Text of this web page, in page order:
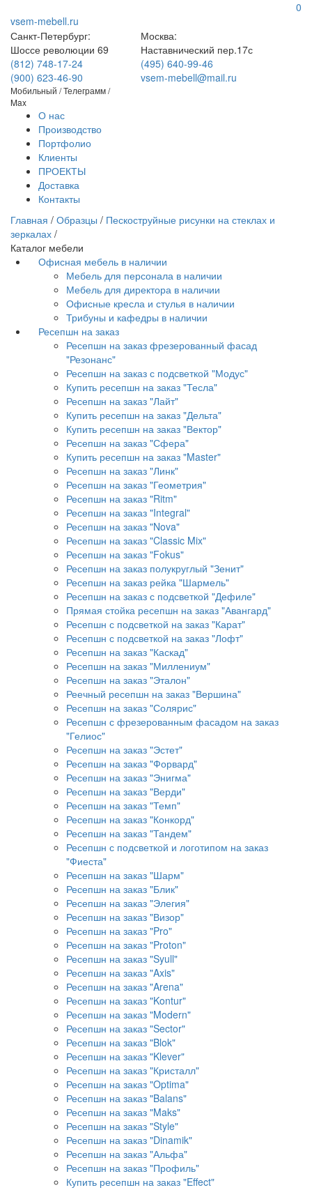
0
vsem-mebell.ru
Санкт-Петербург:
Шоссе революции 69
(812) 748-17-24
(900) 623-46-90
Мобильный / Телеграмм /
Max
Москва:
Наставнический пер.17с
(495) 640-99-46
vsem-mebell@mail.ru
О нас
Производство
Портфолио
Клиенты
ПРОЕКТЫ
Доставка
Контакты
Главная / Образцы / Пескоструйные рисунки на стеклах и
зеркалах /
Каталог мебели
Офисная мебель в наличии
Мебель для персонала в наличии
Мебель для директора в наличии
Офисные кресла и стулья в наличии
Трибуны и кафедры в наличии
Ресепшн на заказ
Ресепшн на заказ фрезерованный фасад
"Резонанс"
Ресепшн на заказ с подсветкой "Модус"
Купить ресепшн на заказ "Тесла"
Ресепшн на заказ "Лайт"
Купить ресепшн на заказ "Дельта"
Купить ресепшн на заказ "Вектор"
Ресепшн на заказ "Сфера"
Купить ресепшн на заказ "Master"
Ресепшн на заказ "Линк"
Ресепшн на заказ "Геометрия"
Ресепшн на заказ "Ritm"
Ресепшн на заказ "Integral"
Ресепшн на заказ "Nova"
Ресепшн на заказ "Classic Mix"
Ресепшн на заказ "Fokus"
Ресепшн на заказ полукруглый "Зенит"
Ресепшн на заказ рейка "Шармель"
Ресепшн на заказ с подсветкой "Дефиле"
Прямая стойка ресепшн на заказ "Авангард"
Ресепшн с подсветкой на заказ "Карат"
Ресепшн с подсветкой на заказ "Лофт"
Ресепшн на заказ "Каскад"
Ресепшн на заказ "Миллениум"
Ресепшн на заказ "Эталон"
Реечный ресепшн на заказ "Вершина"
Ресепшн на заказ "Солярис"
Ресепшн с фрезерованным фасадом на заказ
"Гелиос"
Ресепшн на заказ "Эстет"
Ресепшн на заказ "Форвард"
Ресепшн на заказ "Энигма"
Ресепшн на заказ "Верди"
Ресепшн на заказ "Темп"
Ресепшн на заказ "Конкорд"
Ресепшн на заказ "Тандем"
Ресепшн с подсветкой и логотипом на заказ
"Фиеста"
Ресепшн на заказ "Шарм"
Ресепшн на заказ "Блик"
Ресепшн на заказ "Элегия"
Ресепшн на заказ "Визор"
Ресепшн на заказ "Pro"
Ресепшн на заказ "Proton"
Ресепшн на заказ "Syull"
Ресепшн на заказ "Axis"
Ресепшн на заказ "Arena"
Ресепшн на заказ "Kontur"
Ресепшн на заказ "Modern"
Ресепшн на заказ "Sector"
Ресепшн на заказ "Blok"
Ресепшн на заказ "Klever"
Ресепшн на заказ "Кристалл"
Ресепшн на заказ "Optima"
Ресепшн на заказ "Balans"
Ресепшн на заказ "Maks"
Ресепшн на заказ "Style"
Ресепшн на заказ "Dinamik"
Ресепшн на заказ "Альфа"
Ресепшн на заказ "Профиль"
Купить ресепшн на заказ "Effect"